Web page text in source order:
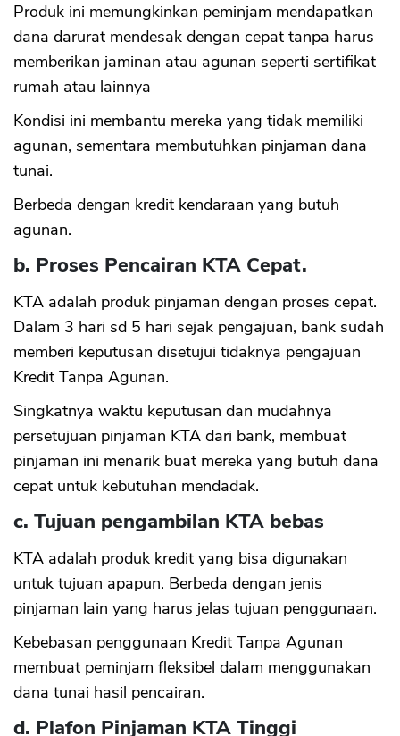
Produk ini memungkinkan peminjam mendapatkan
dana darurat mendesak dengan cepat tanpa harus
memberikan jaminan atau agunan seperti sertifikat
rumah atau lainnya
Kondisi ini membantu mereka yang tidak memiliki
agunan, sementara membutuhkan pinjaman dana
tunai.
Berbeda dengan kredit kendaraan yang butuh
agunan.
b. Proses Pencairan KTA Cepat.
KTA adalah produk pinjaman dengan proses cepat.
Dalam 3 hari sd 5 hari sejak pengajuan, bank sudah
memberi keputusan disetujui tidaknya pengajuan
Kredit Tanpa Agunan.
Singkatnya waktu keputusan dan mudahnya
persetujuan pinjaman KTA dari bank, membuat
pinjaman ini menarik buat mereka yang butuh dana
cepat untuk kebutuhan mendadak.
c. Tujuan pengambilan KTA bebas
KTA adalah produk kredit yang bisa digunakan
untuk tujuan apapun. Berbeda dengan jenis
pinjaman lain yang harus jelas tujuan penggunaan.
Kebebasan penggunaan Kredit Tanpa Agunan
membuat peminjam fleksibel dalam menggunakan
dana tunai hasil pencairan.
d. Plafon Pinjaman KTA Tinggi